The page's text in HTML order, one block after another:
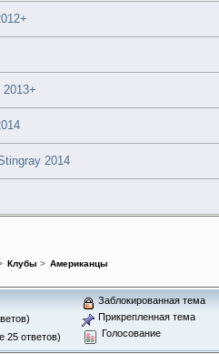
2013+
2014
Клубы > Американцы
25 ответов)
Заблокированная тема
Прикрепленная тема
Голосование